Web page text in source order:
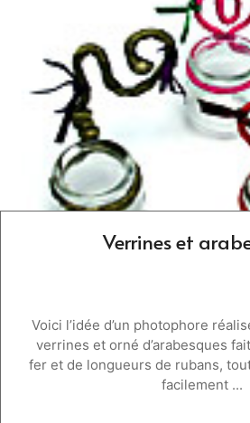
Verrines et
Voici l’idée d’un photophore
verrines et orné d’arabesques
fer et de longueurs de rubans,
facilement ...